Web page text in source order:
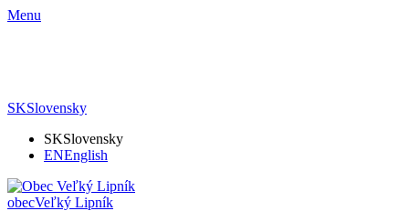
Menu
SKSlovensky
SKSlovensky
ENEnglish
obecVeľký Lipník